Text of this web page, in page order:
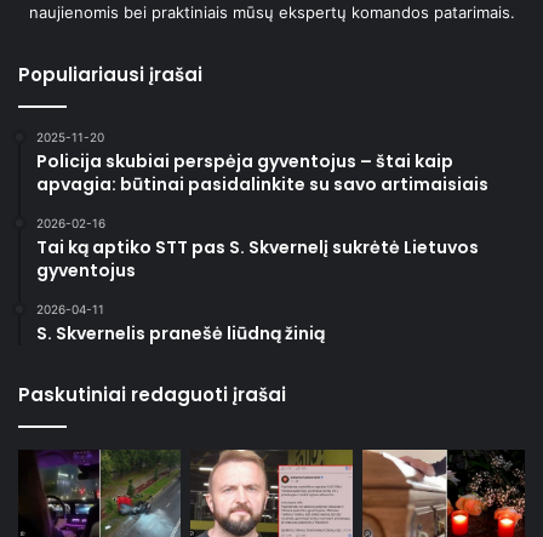
naujienomis bei praktiniais mūsų ekspertų komandos patarimais.
Populiariausi įrašai
2025-11-20
Policija skubiai perspėja gyventojus – štai kaip
apvagia: būtinai pasidalinkite su savo artimaisiais
2026-02-16
Tai ką aptiko STT pas S. Skvernelį sukrėtė Lietuvos
gyventojus
2026-04-11
S. Skvernelis pranešė liūdną žinią
Paskutiniai redaguoti įrašai